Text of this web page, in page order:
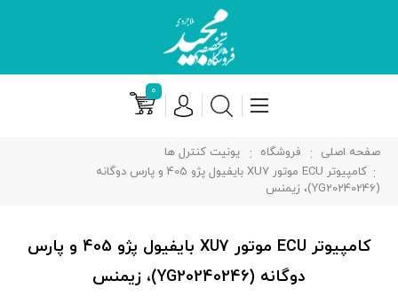
۰
صفحه اصلی فروشگاه
یونیت کنترل ها
کامپیوتر ECU موتور XU7 بایفیول پژو 405 و پارس دوگانه
(YG20240246)، زیمنس
کامپیوتر ECU موتور XU7 بایفیول پژو 405 و پارس
دوگانه (YG20240246)، زیمنس